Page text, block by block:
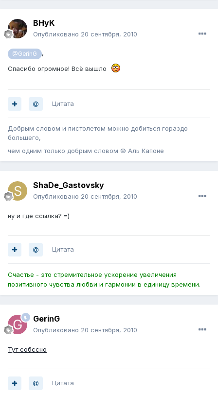
BHyK
Опубликовано 20 сентября, 2010
@GerinG
,
Спасибо огромное! Всё вышло
Цитата
Добрым словом и пистолетом можно добиться гораздо
большего,
чем одним только добрым словом © Аль Капоне
ShaDe_Gastovsky
Опубликовано 20 сентября, 2010
ну и где ссылка? =)
Цитата
Счастье - это стремительное ускорение увеличения
позитивного чувства любви и гармонии в единицу времени.
GerinG
Опубликовано 20 сентября, 2010
Тут собссно
Цитата